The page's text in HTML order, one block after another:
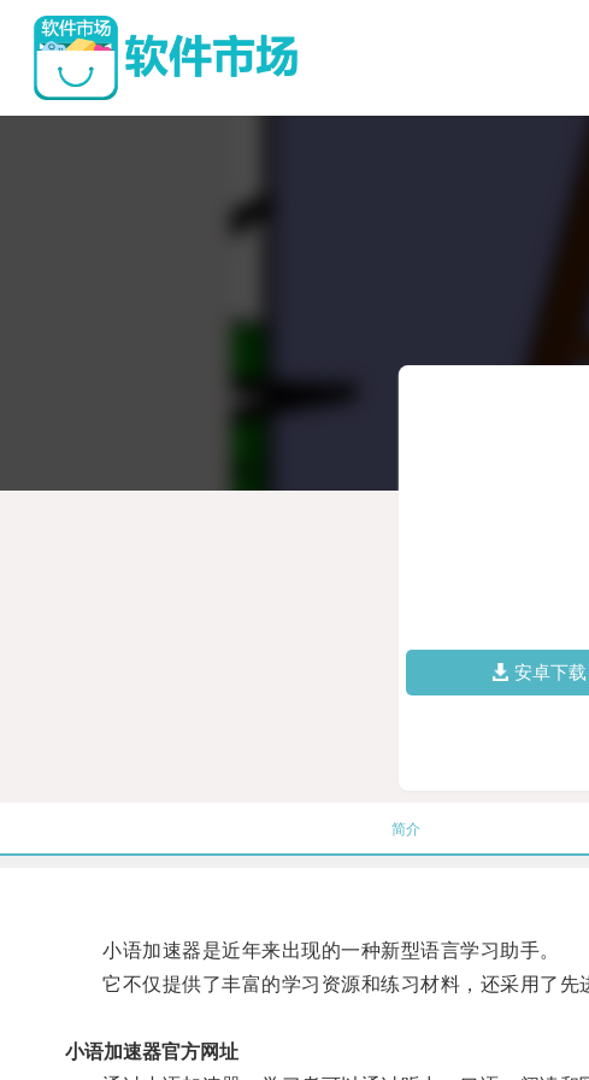
安卓下载
简介
小语加速器是近年来出现的一种新型语言学习助手。
它不仅提供了丰富的学习资源和练习材料，还采用了先
小语加速器官方网址